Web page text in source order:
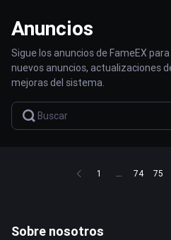
Anuncios
Sigue los anuncios de FameEX
nuevos anuncios, actualizaciones
mejoras del sistema.
1 ... 74 75
Sobre nosotros